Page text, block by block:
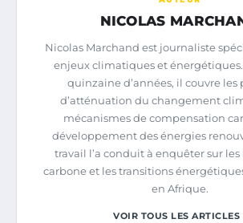
NICOLAS
Nicolas Marchand est journaliste
enjeux climatiques et
quinzaine d’années, il couvre les
d’atténuation du changement
mécanismes de compensation
développement des énergies
travail l’a conduit à enquêter sur
carbone et les transitions
en Afrique.
VOIR TOUS LES ARTICLES